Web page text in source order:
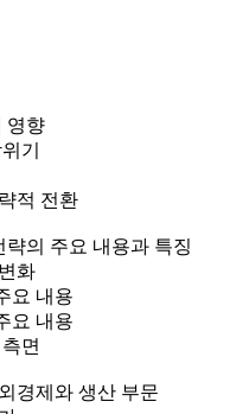
영향
기
적 전환
의 주요 내용과 특징
화
요 내용
요 내용
면
경제와 생산 부문